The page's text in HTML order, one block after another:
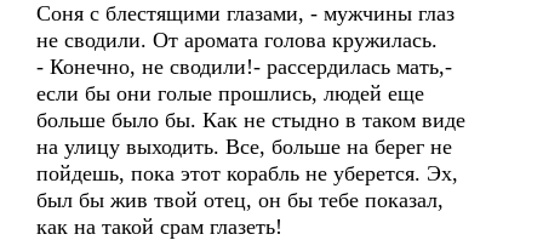
Соня с блестящими глазами, - мужчины глаз
не сводили. От аромата голова кружилась.
- Конечно, не сводили!- рассердилась мать,-
если бы они голые прошлись, людей еще
больше было бы. Как не стыдно в таком виде
на улицу выходить. Все, больше на берег не
пойдешь, пока этот корабль не уберется. Эх,
был бы жив твой отец, он бы тебе показал,
как на такой срам глазеть!